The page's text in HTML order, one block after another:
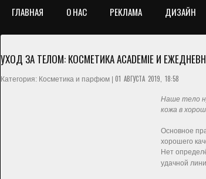
ГЛАВНАЯ О НАС РЕКЛАМА ДИЗАЙН
УХОД ЗА ТЕЛОМ: КОСМЕТИКА ACADEMIE И
Категория: Косметика и парфюм | 01 АВГУСТА 2019, 18:58
Наше тело
кожа в
Основное
хорошего
Нет
удачной